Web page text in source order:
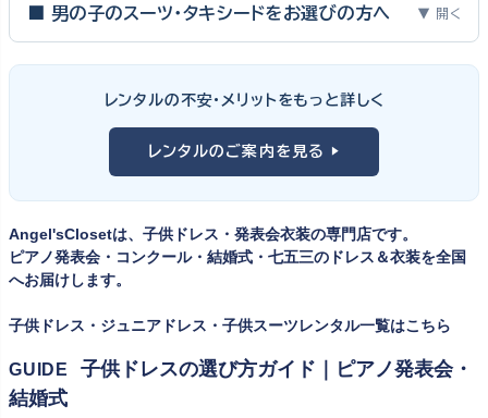
って特別な一日。元ピアノ教師としての経験から、衣装選びで大切
① サイズは"ジャストフィット"を選ぶ
舞台上で最も美しく見えるのは、お子様の体にきちんと合ったサ
イズのドレス・スーツです。「大きめを買って長く着せたい」という
何よりお子様を輝かせます。レンタルなら、その時のジャストサイ
ズを遠慮なく選べるのが最大のメリット。胸囲・身丈の正しい測り
② 舞台で映える色・楽器に合うデザインを選ぶ
発表会の舞台は照明が強く、客席からは意外と色味が飛んで見え
■ 男の子のスーツ・タキシードをお選びの方へ ▼ 開く
向け、スリーピーススーツやベストスタイルは合唱・アンサンブル向
けと、シーンで使い分けるのがおすすめです。詳しくは
ツ・タキシード一覧
レンタルの不安・メリットをもっと詳しく
レンタルのご案内を見る ▶
Angel'sClosetは、子供ドレス・発表会衣装の専門店です。
ピアノ発表会・コンクール・結婚式・七五三のドレス＆衣装を全国
へお届けします。
子供ドレス・ジュニアドレス・子供スーツレンタル一覧はこちら
GUIDE
子供ドレスの選び方ガイド｜ピアノ発表会・
結婚式